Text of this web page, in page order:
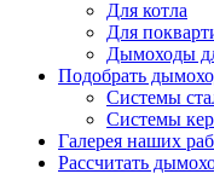
Для котла
Для
Дымоходы
Подобрать
Системы
Системы
Галерея наших
Рассчитать